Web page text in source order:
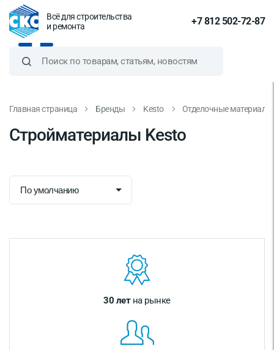
Всё для строительства
и ремонта
+7 812 502-72-87
Главная страница Бренды Kesto Отделочные материалы
Стройматериалы Kesto
30 летна рынке